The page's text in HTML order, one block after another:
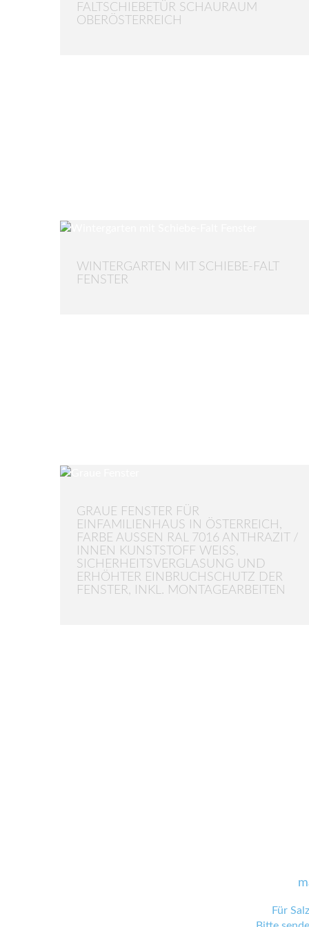
FALTSCHIEBETÜR SCHAURAUM
OBERÖSTERREICH
WINTERGARTEN MIT SCHIEBE-FALT
FENSTER
GRAUE FENSTER FÜR
EINFAMILIENHAUS IN ÖSTERREICH,
FARBE AUSSEN RAL 7016 ANTHRAZIT / I
NNEN KUNSTSTOFF WEISS, SI
CHERHEITSVERGLASUNG UND ER
HÖHTER EINBRUCHSCHUTZ DER FE
NSTER, INKL. MONTAGEARBEITEN
Für